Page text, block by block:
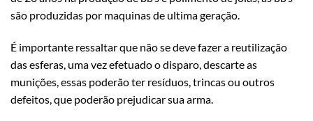
são produzidas por maquinas de ultima geração.
É importante ressaltar que não se deve fazer a reutilização
das esferas, uma vez efetuado o disparo, descarte as
munições, essas poderão ter resíduos, trincas ou outros
defeitos, que poderão prejudicar sua arma.